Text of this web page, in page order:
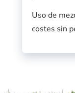
Uso de
costes sin